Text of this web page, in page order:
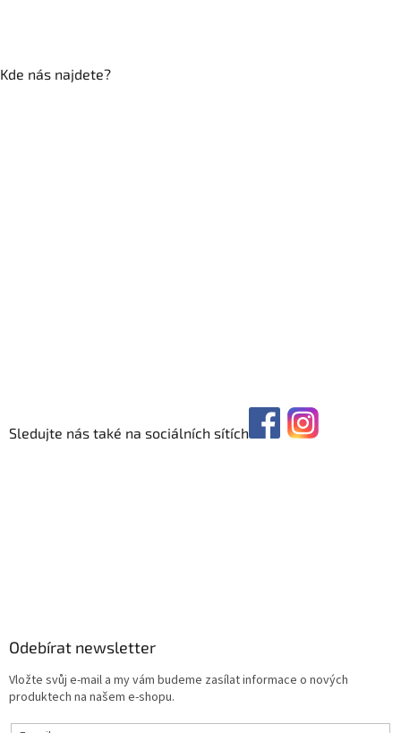
Kde nás najdete?
Sledujte nás také na sociálních sítích
Odebírat newsletter
Vložte svůj e-mail a my vám budeme zasílat informace o nových
produktech na našem e-shopu.